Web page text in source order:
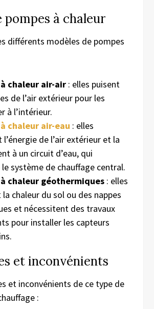
pompes à chaleur
différents modèles de pompes
chaleur air-air : elles puisent
de l’air extérieur pour les
à l’intérieur.
chaleur air-eau : elles
l’énergie de l’air extérieur et la
à un circuit d’eau, qui
système de chauffage central.
à chaleur géothermiques : elles
chaleur du sol ou des nappes
et nécessitent des travaux
pour installer les capteurs
et inconvénients
et inconvénients de ce type de
: